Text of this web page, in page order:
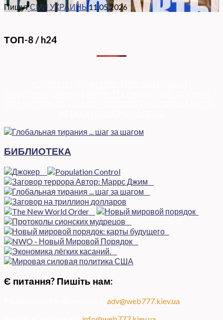
ПишутСМИ УКРАИНЫ11.05.2026
ТОП-8 / h24
БИБЛИОТЕКА
Є питання? Пишіть нам:
adv@web777.kiev.ua